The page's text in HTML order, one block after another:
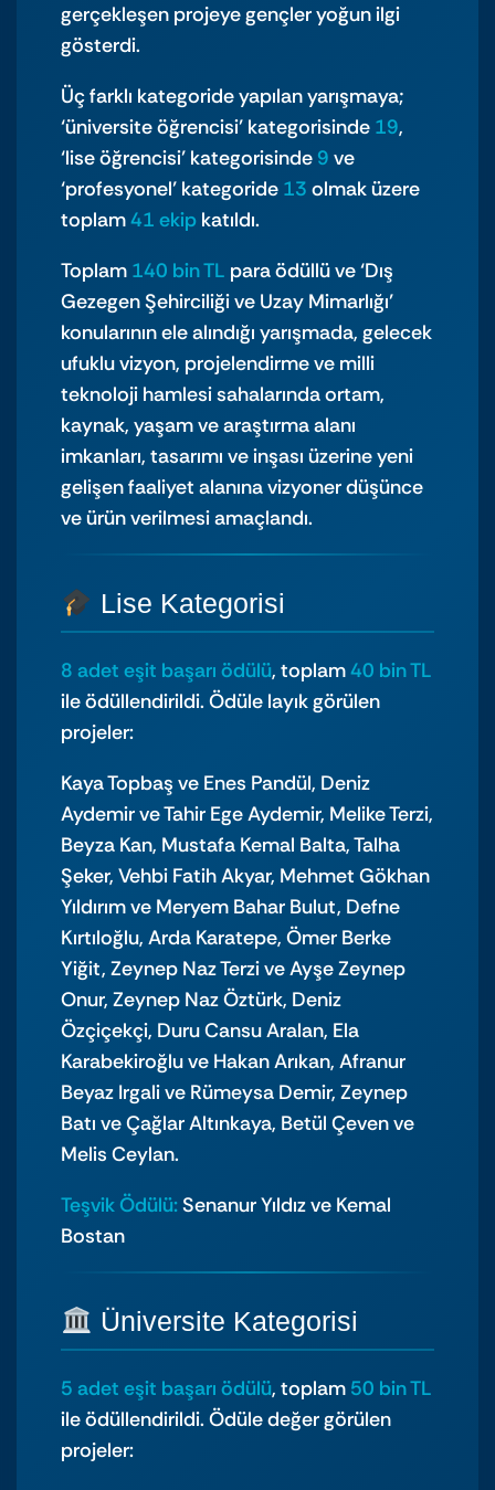
gerçekleşen projeye gençler yoğun ilgi
gösterdi.
Üç farklı kategoride yapılan yarışmaya;
‘üniversite öğrencisi’ kategorisinde 19,
‘lise öğrencisi’ kategorisinde 9 ve
‘profesyonel’ kategoride 13 olmak üzere
toplam41 ekip katıldı.
Toplam 140 bin TL para ödüllü ve ‘Dış
Gezegen Şehirciliği ve Uzay Mimarlığı’
konularının ele alındığı yarışmada, gelecek
ufuklu vizyon, projelendirme ve milli
teknoloji hamlesi sahalarında ortam,
kaynak, yaşam ve araştırma alanı
imkanları, tasarımı ve inşası üzerine yeni
gelişen faaliyet alanına vizyoner düşünce
ve ürün verilmesi amaçlandı.
Lise Kategorisi
8 adet eşit başarı ödülü, toplam40 bin TL
ile ödüllendirildi. Ödüle layık görülen
projeler:
Kaya Topbaş ve Enes Pandül, Deniz
Aydemir ve Tahir Ege Aydemir, Melike Terzi,
Beyza Kan, Mustafa Kemal Balta, Talha
Şeker, Vehbi Fatih Akyar, Mehmet Gökhan
Yıldırım ve Meryem Bahar Bulut, Defne
Kırtıloğlu, Arda Karatepe, Ömer Berke
Yiğit, Zeynep Naz Terzi ve Ayşe Zeynep
Onur, Zeynep Naz Öztürk, Deniz
Özçiçekçi, Duru Cansu Aralan, Ela
Karabekiroğlu ve Hakan Arıkan, Afranur
Beyaz Irgali ve Rümeysa Demir, Zeynep
Batı ve Çağlar Altınkaya, Betül Çeven ve
Melis Ceylan.
Teşvik Ödülü:Senanur Yıldız ve Kemal
Bostan
Üniversite Kategorisi
5 adet eşit başarı ödülü, toplam 50 bin TL
ile ödüllendirildi. Ödüle değer görülen
projeler: